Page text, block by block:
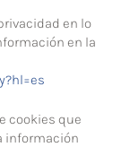
en lo
en la
cookies que
información